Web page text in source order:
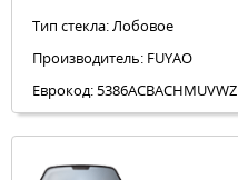
Тип стекла: Лобовое
Производитель: FUYAO
Еврокод: 5386ACBACHMUVWZ